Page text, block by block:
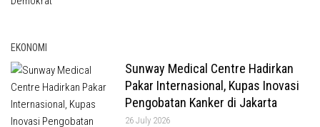
EKONOMI
Sunway Medical Centre Hadirkan
Pakar Internasional, Kupas Inovasi
Pengobatan Kanker di Jakarta
26 July 2026